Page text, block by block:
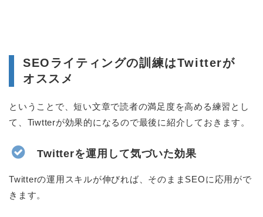
SEOライティングの訓練はTwitterが
オススメ
ということで、短い文章で読者の満足度を高める練習とし
て、Tiwtterが効果的になるので最後に紹介しておきます。
Twitterを運用して気づいた効果
Twitterの運用スキルが伸びれば、そのままSEOに応用がで
きます。